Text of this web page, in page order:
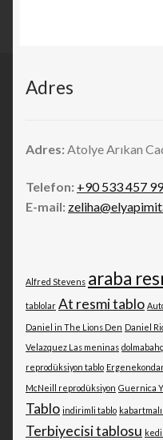
Adres
Adres:Atolye Arıkan
Telefon: +90 533 457
E-mail:
Alfred Stevens araba
tablolar At resmi tablo
Daniel in The Lions Den Daniel
Velazquez Las meninas
reprodüksiyon tablo Ergenekondan
McNeill reprodüksiyon Guernica
Tablo indirimli tablo
Terbiyecisi tablosu